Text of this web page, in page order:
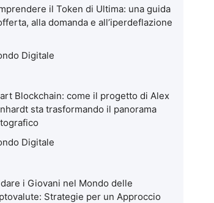
il Token di Ultima: una guida
alla domanda e all’iperdeflazione
Digitale
Blockchain: come il progetto di Alex
sta trasformando il panorama
Digitale
i Giovani nel Mondo delle
Strategie per un Approccio